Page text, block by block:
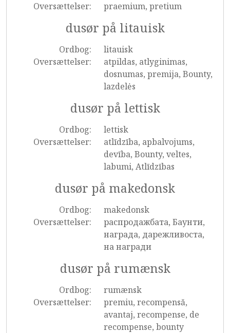
Oversættelser:
praemium, pretium
dusør på litauisk
Ordbog:
litauisk
Oversættelser:
atpildas, atlyginimas,
dosnumas, premija, Bounty,
lazdelės
dusør på lettisk
Ordbog:
lettisk
Oversættelser:
atlīdzība, apbalvojums,
devība, Bounty, veltes,
labumi, Atlīdzības
dusør på makedonsk
Ordbog:
makedonsk
Oversættelser:
распродажбата, Баунти,
награда, дарежливоста,
на награди
dusør på rumænsk
Ordbog:
rumænsk
Oversættelser:
premiu, recompensă,
avantaj, recompense, de
recompense, bounty